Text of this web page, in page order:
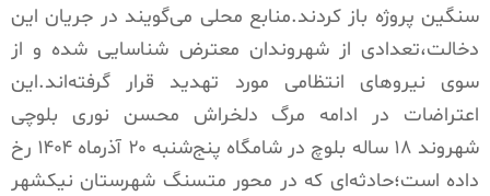
سنگین پروژه باز کردند.منابع محلی می‌گویند در جریان این
دخالت،تعدادی از شهروندان معترض شناسایی شده و از
سوی نیروهای انتظامی مورد تهدید قرار گرفته‌اند.این
اعتراضات در ادامه مرگ دلخراش محسن نوری بلوچی
شهروند ۱۸ ساله بلوچ در شامگاه پنج‌شنبه ۲۰ آذرماه ۱۴۰۴ رخ
داده است؛حادثه‌ای که در محور متسنگ شهرستان نیکشهر